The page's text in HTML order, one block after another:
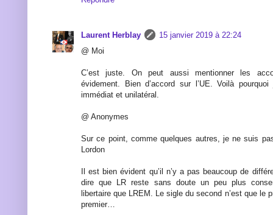
Laurent Herblay
15 janvier 2019 à 22:24
@ Moi
C’est juste. On peut aussi mentionner les
évidement. Bien d’accord sur l’UE. Voilà
immédiat et unilatéral.
@ Anonymes
Sur ce point, comme quelques autres, je ne suis
Lordon
Il est bien évident qu’il n’y a pas beaucoup de
dire que LR reste sans doute un peu plus
libertaire que LREM. Le sigle du second n’est que le
premier…